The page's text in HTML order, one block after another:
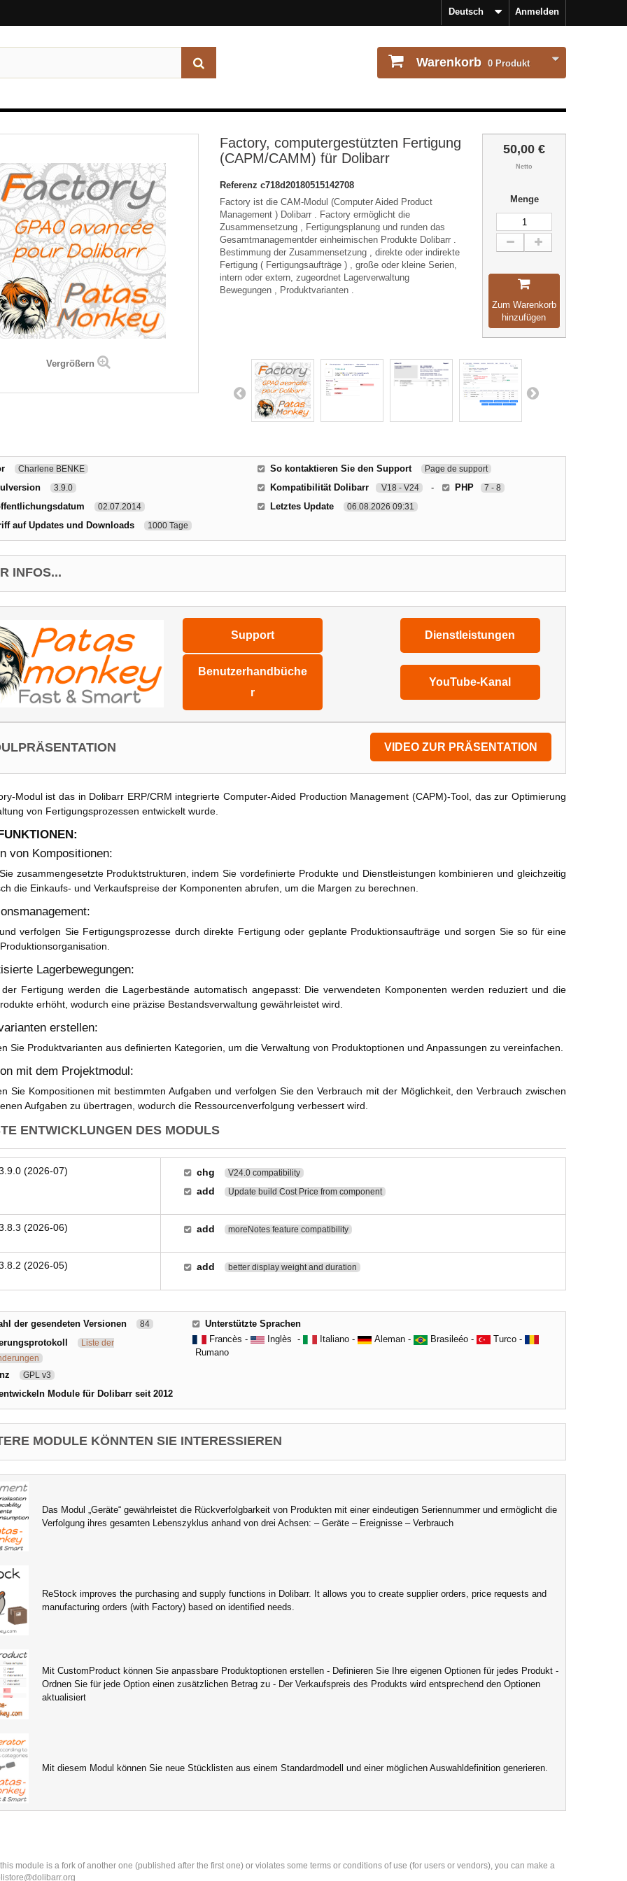
Anmelden
Deutsch
Warenkorb 0 Produkt
Vergrößern
Factory, computergestützten Fertigung
(CAPM/CAMM) für Dolibarr
Referenz c718d20180515142708
Factory ist die CAM-Modul (Computer Aided Product
Management ) Dolibarr . Factory ermöglicht die
Zusammensetzung , Fertigungsplanung und runden das
Gesamtmanagementder einheimischen Produkte Dolibarr .
Bestimmung der Zusammensetzung , direkte oder indirekte
Fertigung ( Fertigungsaufträge ) , große oder kleine Serien,
intern oder extern, zugeordnet Lagerverwaltung
Bewegungen , Produktvarianten .
50,00 €
Netto
Menge
Zum Warenkorb
hinzufügen
Charlene BENKE
3.9.0
02.07.2014
auf Updates und Downloads 1000 Tage
So kontaktieren Sie den Support Page de support
Kompatibilität Dolibarr V18 - V24 - PHP 7 - 8
Letztes Update 06.08.2026 09:31
INFOS...
Support Dienstleistungen
Benutzerhandbüche
r
YouTube-Kanal
VIDEO ZUR PRÄSENTATION
Modul ist das in Dolibarr ERP/CRM integrierte Computer-Aided Production Management (CAPM)-Tool, das zur Optimierung
von Fertigungsprozessen entwickelt wurde.
von Kompositionen:
zusammengesetzte Produktstrukturen, indem Sie vordefinierte Produkte und Dienstleistungen kombinieren und gleichzeitig
die Einkaufs- und Verkaufspreise der Komponenten abrufen, um die Margen zu berechnen.
verfolgen Sie Fertigungsprozesse durch direkte Fertigung oder geplante Produktionsaufträge und sorgen Sie so für eine
Lagerbewegungen:
Fertigung werden die Lagerbestände automatisch angepasst: Die verwendeten Komponenten werden reduziert und die
erhöht, wodurch eine präzise Bestandsverwaltung gewährleistet wird.
erstellen:
Sie Produktvarianten aus definierten Kategorien, um die Verwaltung von Produktoptionen und Anpassungen zu vereinfachen.
mit dem Projektmodul:
Sie Kompositionen mit bestimmten Aufgaben und verfolgen Sie den Verbrauch mit der Möglichkeit, den Verbrauch zwischen
Aufgaben zu übertragen, wodurch die Ressourcenverfolgung verbessert wird.
ENTWICKLUNGEN DES MODULS
(2026-07) chg V24.0 compatibility
add Update build Cost Price from component
(2026-06) add moreNotes feature compatibility
(2026-05) add better display weight and duration
der gesendeten Versionen 84
Liste der
GPL v3
Module für Dolibarr seit 2012
Unterstützte Sprachen
Francès -
Inglès - Italiano - Aleman - Brasileéo -
Turco -
Rumano
MODULE KÖNNTEN SIE INTERESSIEREN
Das Modul „Geräte“ gewährleistet die Rückverfolgbarkeit von Produkten mit einer eindeutigen Seriennummer und ermöglicht die
Verfolgung ihres gesamten Lebenszyklus anhand von drei Achsen: – Geräte – Ereignisse – Verbrauch
ReStock improves the purchasing and supply functions in Dolibarr. It allows you to create supplier orders, price requests and
manufacturing orders (with Factory) based on identified needs.
Mit CustomProduct können Sie anpassbare Produktoptionen erstellen - Definieren Sie Ihre eigenen Optionen für jedes Produkt -
Ordnen Sie für jede Option einen zusätzlichen Betrag zu - Der Verkaufspreis des Produkts wird entsprechend den Optionen
aktualisiert
Mit diesem Modul können Sie neue Stücklisten aus einem Standardmodell und einer möglichen Auswahldefinition generieren.
module is a fork of another one (published after the first one) or violates some terms or conditions of use (for users or vendors), you can make a